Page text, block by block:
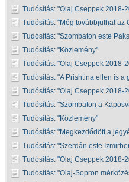
Tudósítás: Olaj Cseppek 2018-
Tudósítás:
Még továbbjuthat az
Tudósítás: Szombaton este
Tudósítás:
Közlemény
Tudósítás: Olaj Cseppek 2018-
Tudósítás: A Prishtina ellen is a
Tudósítás: Olaj Cseppek 2018-
Tudósítás: Szombaton a
Tudósítás:
Közlemény
Tudósítás:
Megkezdődött a
Tudósítás: Szerdán este
Tudósítás: Olaj Cseppek 2018-
Tudósítás: Olaj-Sopron